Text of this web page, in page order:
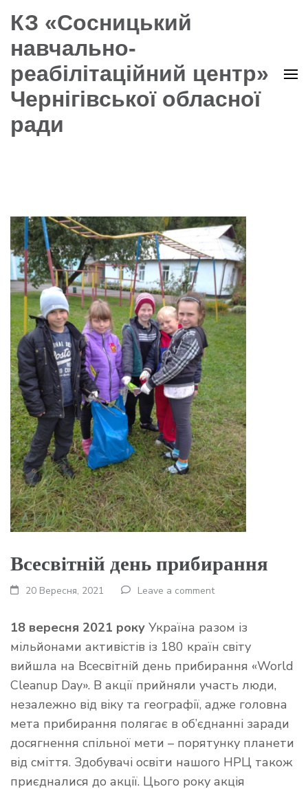
КЗ «Сосницький
навчально-
реабілітаційний центр»
Чернігівської обласної
ради
Всесвітній день прибирання
20 Вересня, 2021 Leave a comment
18 вересня 2021 року Україна разом із
мільйонами активістів із 180 країн світу
вийшла на Всесвітній день прибирання «World
Cleanup Day». В акції прийняли участь люди,
незалежно від віку та географії, адже головна
мета прибирання полягає в об’єднанні заради
досягнення спільної мети – порятунку планети
від сміття. Здобувачі освіти нашого НРЦ також
приєдналися до акції. Цього року акція